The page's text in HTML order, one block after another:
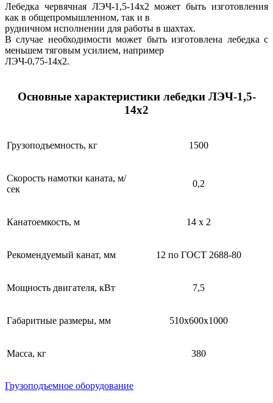
Лебедка червячная ЛЭЧ-1,5-14х2 может быть изготовления
как в общепромышленном, так и в
рудничном исполнении для работы в шахтах.
В случае необходимости может быть изготовлена лебедка с
меньшем тяговым усилием, например
ЛЭЧ-0,75-14х2.
Основные характеристики лебедки ЛЭЧ-1,5-
14х2
Грузоподъемность, кг 1500
Скорость намотки каната, м/
сек
0,2
Канатоемкость, м 14 x 2
Рекомендуемый канат, мм 12 по ГОСТ 2688-80
Мощность двигателя, кВт 7,5
Габаритные размеры, мм 510х600х1000
Масса, кг 380
Грузоподъемное оборудование